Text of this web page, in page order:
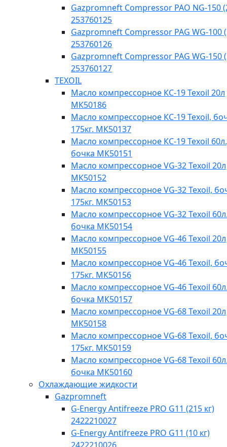
Gazpromneft Compressor PAO NG-150
253760125
Gazpromneft Compressor PAG WG-100
253760126
Gazpromneft Compressor PAG WG-150
253760127
TEXOIL
Масло компрессорное КС-19 Texoil 20л
МК50186
Масло компрессорное КС-19 Texoil,
175кг. МК50137
Масло компрессорное КС-19 Texoil
бочка МК50151
Масло компрессорное VG-32 Texoil 20л
МК50152
Масло компрессорное VG-32 Texoil,
175кг. МК50153
Масло компрессорное VG-32 Texoil
бочка МК50154
Масло компрессорное VG-46 Texoil 20л
МК50155
Масло компрессорное VG-46 Texoil,
175кг. МК50156
Масло компрессорное VG-46 Texoil
бочка МК50157
Масло компрессорное VG-68 Texoil 20л
МК50158
Масло компрессорное VG-68 Texoil,
175кг. МК50159
Масло компрессорное VG-68 Texoil
бочка МК50160
Охлаждающие жидкости
Gazpromneft
G-Energy Antifreeze PRO G11 (215 кг)
2422210027
G-Energy Antifreeze PRO G11 (10 кг)